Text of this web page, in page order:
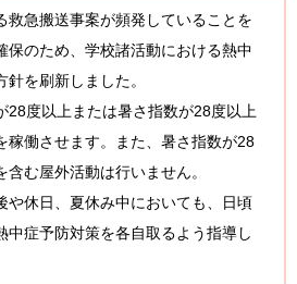
救急搬送事案が頻発していることを
保のため、学校諸活動における熱中
を刷新しました。
28度以上または暑さ指数が28度以上
稼働させます。また、暑さ指数が28
む屋外活動は行いません。
や休日、夏休み中においても、日頃
中症予防対策を各自取るよう指導し